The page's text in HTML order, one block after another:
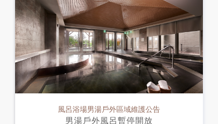
風呂浴場男湯戶外區域維護公告
男湯戶外風呂暫停開放